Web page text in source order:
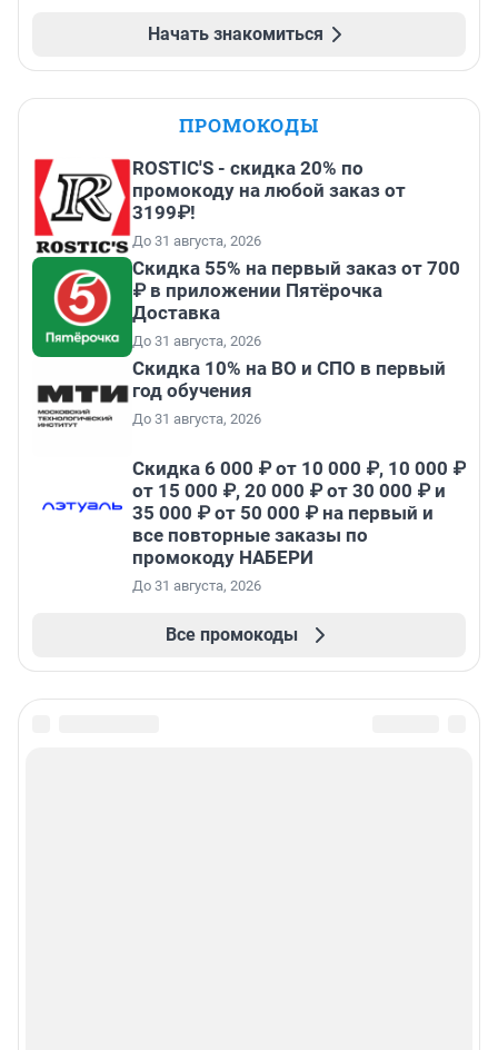
Начать знакомиться
ПРОМОКОДЫ
ROSTIC'S - скидка 20% по
промокоду на любой заказ от
3199₽!
До 31 августа, 2026
Скидка 55% на первый заказ от 700
₽ в приложении Пятёрочка
Доставка
До 31 августа, 2026
Скидка 10% на ВО и СПО в первый
год обучения
До 31 августа, 2026
Скидка 6 000 ₽ от 10 000 ₽, 10 000 ₽
от 15 000 ₽, 20 000 ₽ от 30 000 ₽ и
35 000 ₽ от 50 000 ₽ на первый и
все повторные заказы по
промокоду НАБЕРИ
До 31 августа, 2026
Все промокоды